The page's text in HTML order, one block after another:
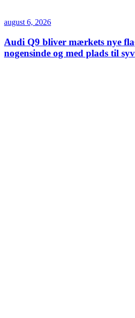
august 6, 2026
Audi Q9 bliver mærkets nye
nogensinde og med plads til syv